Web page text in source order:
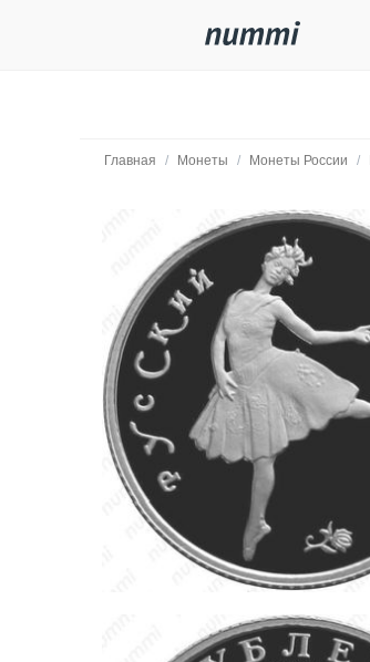
Главная / Монеты / Монеты России /